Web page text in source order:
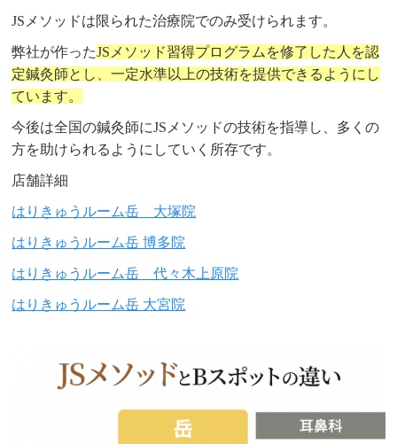
JSメソッドは限られた治療院でのみ受けられます。
弊社が作ったJSメソッド習得プログラムを修了した人を認
定鍼灸師とし、一定水準以上の技術を提供できるようにし
ています。
今後は全国の鍼灸師にJSメソッドの技術を指導し、多くの
方を助けられるようにしていく所存です。
店舗詳細
はりきゅうルーム岳 大塚院
はりきゅうルーム岳 博多院
はりきゅうルーム岳 代々木上原院
はりきゅうルーム岳 大宮院